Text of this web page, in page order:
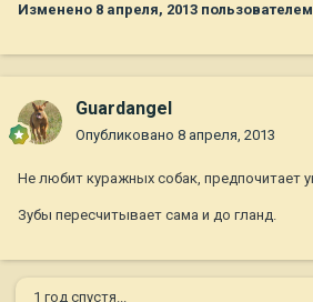
Изменено 8 апреля, 2013
Guardangel
Опубликовано 8 апреля, 2013
Не любит куражных собак, предпочитает
Зубы пересчитывает сама и до гланд.
1 год спустя...